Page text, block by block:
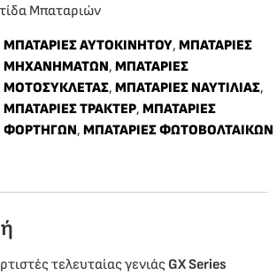
Μπαταριών
ΜΠΑΤΑΡΙΕΣ ΑΥΤΟΚΙΝΗΤΟΥ, ΜΠΑΤΑΡΙΕΣ
ΜΗΧΑΝΗΜΑΤΩΝ, ΜΠΑΤΑΡΙΕΣ
ΜΟΤΟΣΥΚΛΕΤΑΣ, ΜΠΑΤΑΡΙΕΣ ΝΑΥΤΙΛΙΑΣ,
ΜΠΑΤΑΡΙΕΣ ΤΡΑΚΤΕΡ, ΜΠΑΤΑΡΙΕΣ
ΦΟΡΤΗΓΩΝ, ΜΠΑΤΑΡΙΕΣ ΦΩΤΟΒΟΛΤΑΙΚΩΝ
τελευταίας γενιάς GX Series